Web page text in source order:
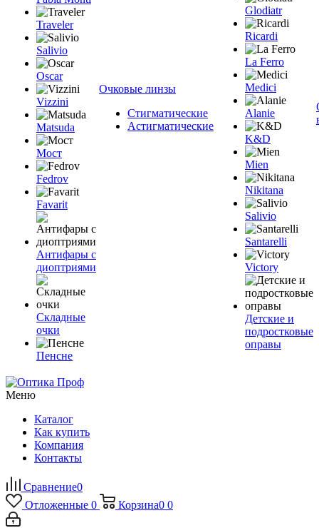
Traveler
Salivio
Oscar
Vizzini
Matsuda
Мост
Fedrov
Favarit
Антифары с
диоптриями
Складные
очки
Пенсне
Очковые линзы
Стигматические
Астигматические
Glodiatr
Ricardi
La Ferro
Medici
Alanie
K&D
Mien
Nikitana
Salivio
Santarelli
Victory
Детские и
подростковые
оправы
Меню
Каталог
Как купить
Компания
Контакты
Сравнение0
Отложенные 0 Корзина0 0